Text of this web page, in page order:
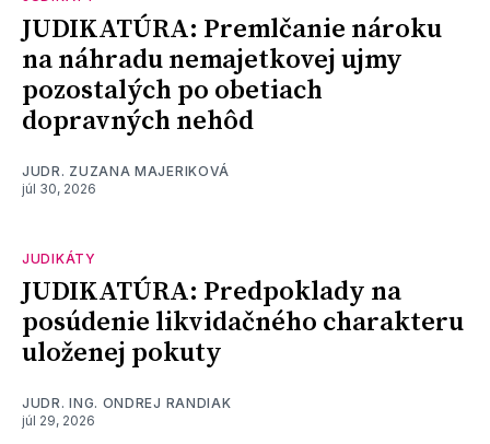
JUDIKATÚRA: Premlčanie nároku
na náhradu nemajetkovej ujmy
pozostalých po obetiach
dopravných nehôd
JUDR. ZUZANA MAJERIKOVÁ
júl 30, 2026
JUDIKÁTY
JUDIKATÚRA: Predpoklady na
posúdenie likvidačného charakteru
uloženej pokuty
JUDR. ING. ONDREJ RANDIAK
júl 29, 2026